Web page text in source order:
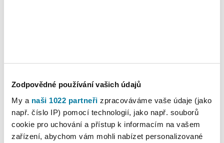
Zodpovědné používání vašich údajů
My a naši 1022 partneři zpracováváme vaše údaje (jako
např. číslo IP) pomocí technologií, jako např. souborů
cookie pro uchování a přístup k informacím na vašem
zařízení, abychom vám mohli nabízet personalizované